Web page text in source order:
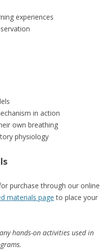
experiences
in action
own breathing
physiology
purchase through our online
materials page to place your
hands-on activities used in